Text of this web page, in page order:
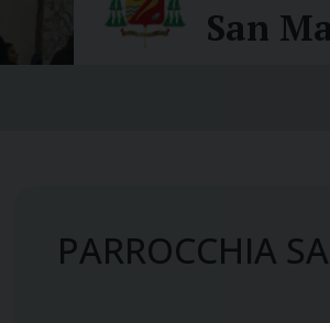
San
PARROCCHIA